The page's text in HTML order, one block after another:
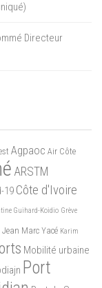
Directeur
Agpaoc Air Côte
ARSTM
19 Côte d'Ivoire
Guihard-Koidio Grève
Jean Marc Yacé Karim
Mobilité urbaine
Port